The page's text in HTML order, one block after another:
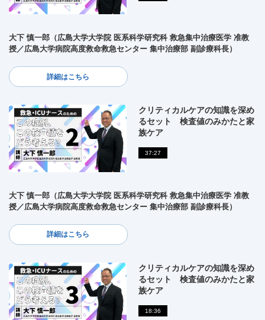
大下 慎一郎（広島大学大学院 医系科学研究科 救急集中治療医学 准教
授／広島大学病院高度救命救急センター 集中治療部 副診療科長）
詳細はこちら
クリティカルケアの知識を深め
るセット 検査値のみかたと家
族ケア
37:27
大下 慎一郎（広島大学大学院 医系科学研究科 救急集中治療医学 准教
授／広島大学病院高度救命救急センター 集中治療部 副診療科長）
詳細はこちら
クリティカルケアの知識を深め
るセット 検査値のみかたと家
族ケア
18:36